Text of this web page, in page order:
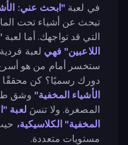
في لعبة"ابحث عني:
تبحث عن أشياء تحت
التي قد تواجهك. أما لعبة
اللاعبين" فهي لعبة
ستخسر أمام من هو
دورك رسميًا؟ كن
الأشياء المخفية" وشق
المصغرة. ولا تنسَ لعبة
المخفية" الكلاسيكية،
مستويات متعددة.